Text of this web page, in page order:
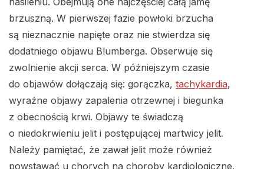
brzuszną. W pierwszej fazie powłoki brzucha
są nieznacznie napięte oraz nie stwierdza się
dodatniego objawu Blumberga. Obserwuje się
zwolnienie akcji serca. W późniejszym czasie
do objawów dołączają się: gorączka, tachykardia,
wyraźne objawy zapalenia otrzewnej i biegunka
z obecnością krwi. Objawy te świadczą
o niedokrwieniu jelit i postępującej martwicy jelit.
Należy pamiętać, że zawał jelit może również
powstawać u chorych na choroby kardiologiczne.